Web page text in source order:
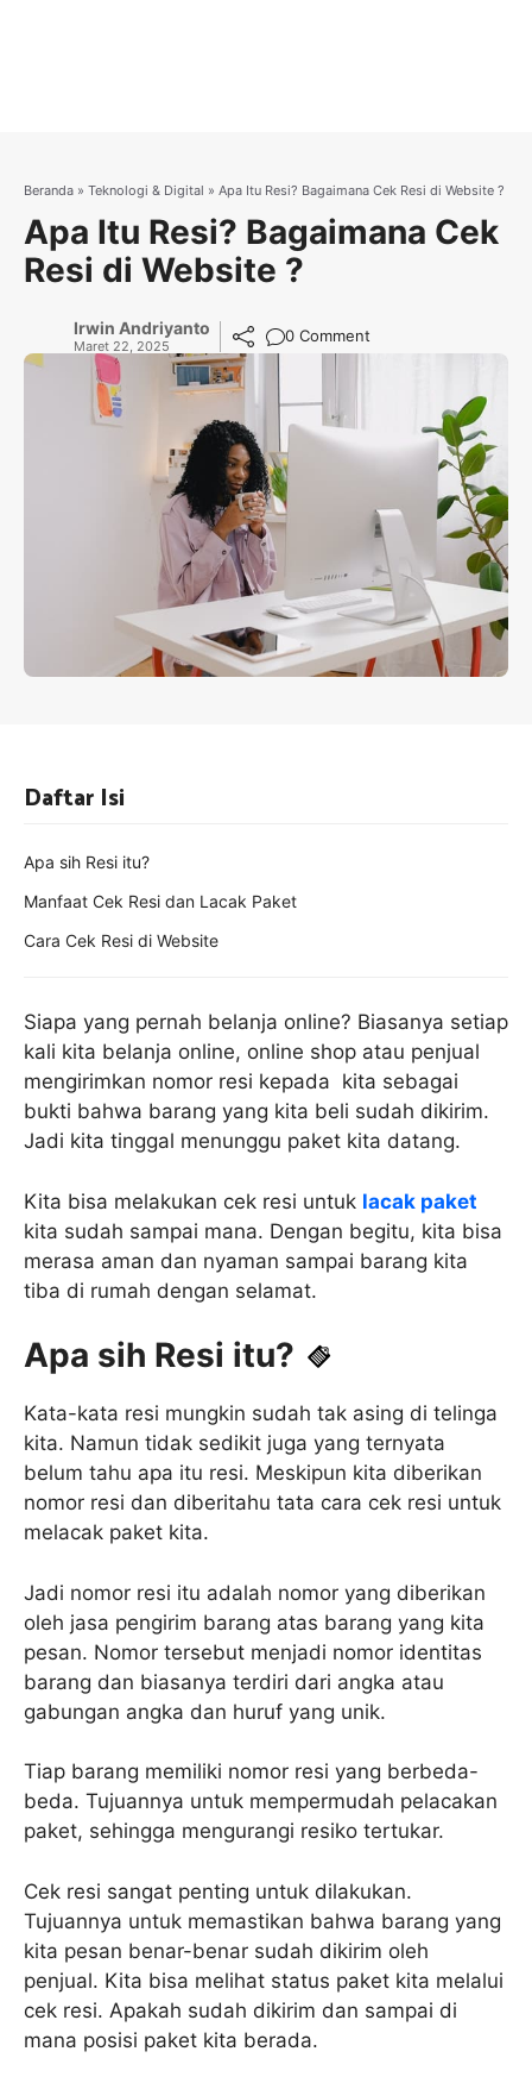
Beranda » Teknologi & Digital » Apa Itu Resi? Bagaimana Cek Resi di Website ?
Apa Itu Resi? Bagaimana Cek
Resi di Website ?
Irwin Andriyanto
Maret 22, 2025
0 Comment
Siapa yang pernah belanja online? Biasanya setiap
kali kita belanja online, online shop atau penjual
mengirimkan nomor resi kepada kita sebagai
bukti bahwa barang yang kita beli sudah dikirim.
Jadi kita tinggal menunggu paket kita datang.
Kita bisa melakukan cek resi untuk lacak paket
kita sudah sampai mana. Dengan begitu, kita bisa
merasa aman dan nyaman sampai barang kita
tiba di rumah dengan selamat.
Apa sih Resi itu?
Kata-kata resi mungkin sudah tak asing di telinga
kita. Namun tidak sedikit juga yang ternyata
belum tahu apa itu resi. Meskipun kita diberikan
nomor resi dan diberitahu tata cara cek resi untuk
melacak paket kita.
Jadi nomor resi itu adalah nomor yang diberikan
oleh jasa pengirim barang atas barang yang kita
pesan. Nomor tersebut menjadi nomor identitas
barang dan biasanya terdiri dari angka atau
gabungan angka dan huruf yang unik.
Tiap barang memiliki nomor resi yang berbeda-
beda. Tujuannya untuk mempermudah pelacakan
paket, sehingga mengurangi resiko tertukar.
Cek resi sangat penting untuk dilakukan.
Tujuannya untuk memastikan bahwa barang yang
kita pesan benar-benar sudah dikirim oleh
penjual. Kita bisa melihat status paket kita melalui
cek resi. Apakah sudah dikirim dan sampai di
mana posisi paket kita berada.
Daftar Isi
Apa sih Resi itu?
Manfaat Cek Resi dan Lacak Paket
Cara Cek Resi di Website